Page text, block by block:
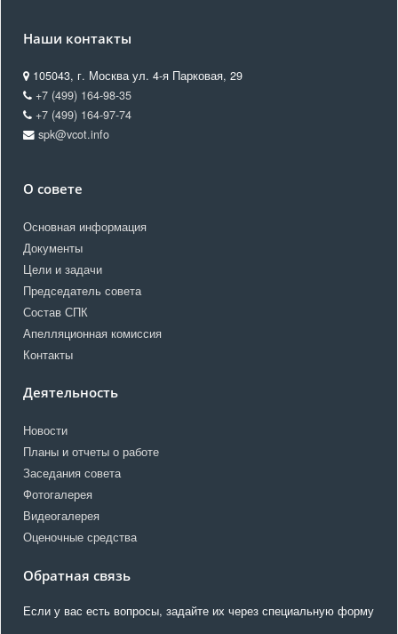
Наши контакты
105043, г. Москва ул. 4-я Парковая, 29
+7 (499) 164-98-35
+7 (499) 164-97-74
spk@vcot.info
О совете
Основная информация
Документы
Цели и задачи
Председатель совета
Состав СПК
Апелляционная комиссия
Контакты
Деятельность
Новости
Планы и отчеты о работе
Заседания совета
Фотогалерея
Видеогалерея
Оценочные средства
Обратная связь
Если у вас есть вопросы, задайте их через специальную форму